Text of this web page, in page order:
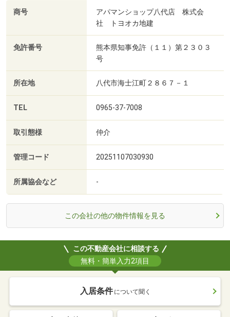
商号
アパマンショップ八代店 株式会
社 トヨオカ地建
免許番号
熊本県知事免許（１１）第２３０３
号
所在地 八代市海士江町２８６７－１
TEL 0965-37-7008
取引態様 仲介
管理コード 20251107030930
所属協会など -
この会社の他の物件情報を見る
この不動産会社に相談する
無料・簡単入力2項目
入居条件 について聞く